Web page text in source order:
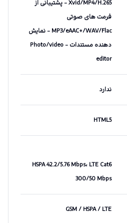
Xvid/MP4/H.265 - پشتیبانی از
فرمت های صوتی
MP3/eAAC+/WAV/Flac - نمایش
دهنده مستندات - Photo/video
editor
ندارد
HTML5
HSPA 42.2/5.76 Mbps، LTE Cat6
300/50 Mbps
GSM / HSPA / LTE